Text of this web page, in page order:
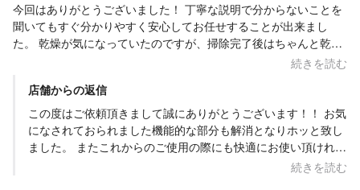
今回はありがとうございました！ 丁寧な説明で分からないことを
聞いてもすぐ分かりやすく安心してお任せすることが出来まし
た。 乾燥が気になっていたのですが、掃除完了後はちゃんと乾燥
がなっていました。 また、お願いしていた所以外のお掃除悩みも
がとうございました！
続きを読む
店舗からの返信
この度はご依頼頂きまして誠にありがとうございます！！ お気
になされておられました機能的な部分も解消となりホッと致し
ました。 またこれからのご使用の際にも快適にお使い頂ければ
幸いでございます。 衛生的な部分も出来得る限りではございま
続きを読む